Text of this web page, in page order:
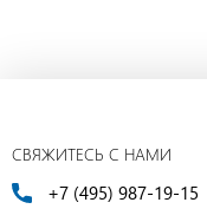
СВЯЖИТЕСЬ С НАМИ
+7 (495) 987-19-15